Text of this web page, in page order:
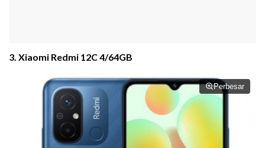
3. Xiaomi Redmi 12C 4/64GB
Perbesar